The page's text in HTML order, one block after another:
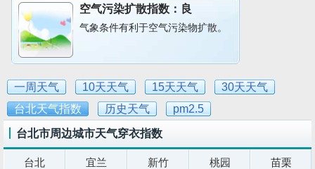
空气污染扩散指数： 良
气象条件有利于空气污染物扩散。
一周天气 10天天气 15天天气
30天天气
台北天气指数
历史天气 pm2.5
台北市周边城市天气穿衣指数
台北 宜兰 新竹 桃园 苗栗